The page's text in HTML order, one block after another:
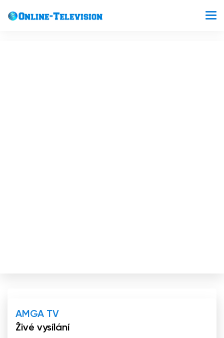
AMGA TV
Živé vysílání